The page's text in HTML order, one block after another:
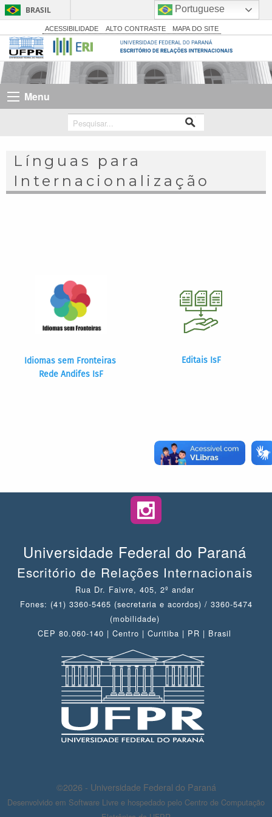
BRASIL
Simplifique!
Comunica BR
Participe
Legislação
Canais
ACESSIBILIDADE ALTO CONTRASTE MAPA DO SITE
Menu
Línguas para
Internacionalização
Idiomas sem Fronteiras
Rede Andifes IsF
Editais IsF
Universidade Federal do Paraná
Escritório de Relações Internacionais
Rua Dr. Faivre, 405, 2º andar
Fones: (41) 3360-5465 (secretaria e acordos) / 3360-5474
(mobilidade)
CEP 80.060-140 | Centro | Curitiba | PR | Brasil
©2026 - Universidade Federal do Paraná
Desenvolvido em Software Livre e hospedado pelo Centro de Computação
Portuguese